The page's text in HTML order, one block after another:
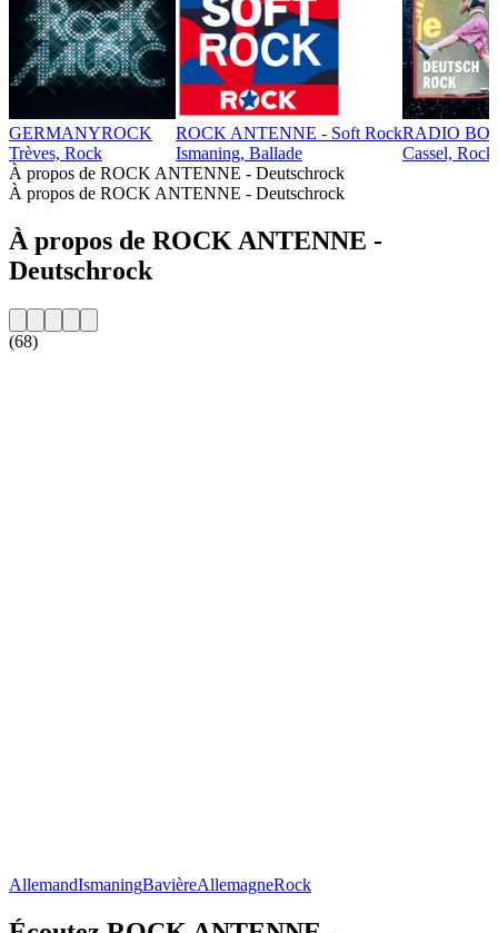
GERMANYROCK
Trèves, Rock
ROCK ANTENNE - Soft Rock
Ismaning, Ballade
RADIO
Cassel, Rock
À propos de ROCK ANTENNE - Deutschrock
À propos de ROCK ANTENNE - Deutschrock
À propos de ROCK ANTENNE -
Deutschrock
(68)
AllemandIsmaningBavièreAllemagneRock